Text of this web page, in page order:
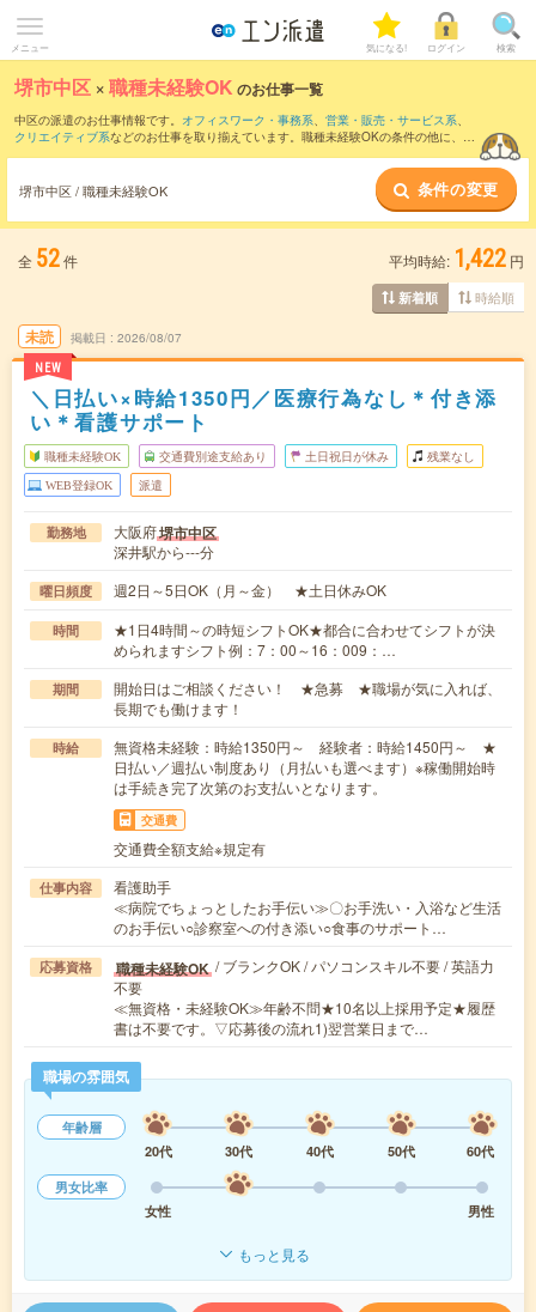
メニュー 気になる! ログイン 検索
堺市中区 ×職種未経験OK のお仕事一覧
中区の派遣のお仕事情報です。 オフィスワーク・事務系、 営業・販売・サービス系、
クリエイティブ系などのお仕事を取り揃えています。職種未経験OKの条件の他に、 交
堺市中区 / 職種未経験OK 条件の変更
全 52件 平均時給: 1,422 円
新着順 時給順
未読
NEW
掲載日 2026/08/07
＼日払い×時給1350円／医療行為なし＊付き添
い＊看護サポート
職種未経験OK 交通費別途支給あり 土日祝日が休み 残業なし
WEB登録OK 派遣
勤務地 大阪府堺市中区
深井駅から---分
曜日頻度 週2日～5日OK（月～金） ★土日休みOK
時間
★1日4時間～の時短シフトOK★都合に合わせてシフトが決
められますシフト例：7：00～16：009：…
期間
開始日はご相談ください！ ★急募 ★職場が気に入れば、
長期でも働けます！
時給
無資格未経験：時給1350円～ 経験者：時給1450円～ ★
日払い／週払い制度あり（月払いも選べます）※稼働開始時
は手続き完了次第のお支払いとなります。
交通費
交通費全額支給※規定有
仕事内容
看護助手
≪病院でちょっとしたお手伝い≫〇お手洗い・入浴など生活
のお手伝い○診察室への付き添い○食事のサポート…
応募資格 職種未経験OK / ブランクOK / パソコンスキル不要 / 英語力
不要
≪無資格・未経験OK≫年齢不問★10名以上採用予定★履歴
書は不要です。▽応募後の流れ1)翌営業日まで…
職場の雰囲気
年齢層
20代
30代 40代 50代
60代
男女比率
女性
男性
もっと見る